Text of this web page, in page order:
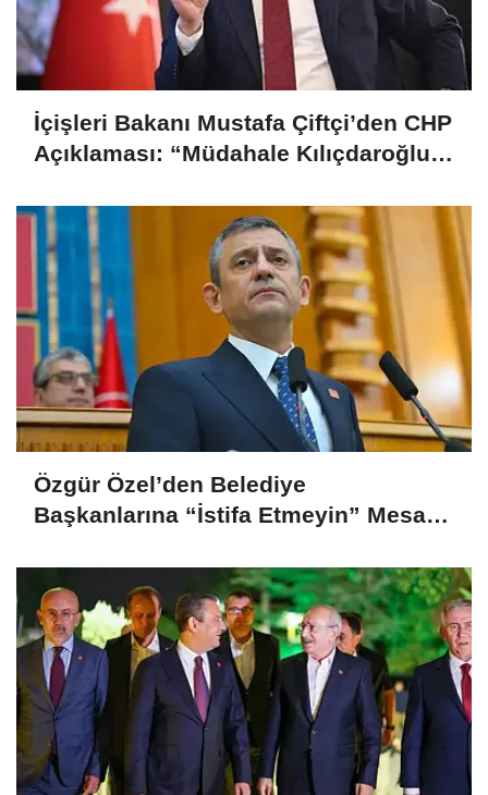
İçişleri Bakanı Mustafa Çiftçi’den CHP
Açıklaması: “Müdahale Kılıçdaroğlu
Özgür Özel’den Belediye
Başkanlarına “İstifa Etmeyin” Mesajı: